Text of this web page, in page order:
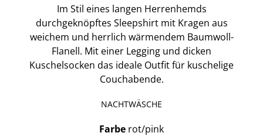
Im Stil eines langen Herrenhemds
durchgeknöpftes Sleepshirt mit Kragen aus
weichem und herrlich wärmendem Baumwoll-
Flanell. Mit einer Legging und dicken
Kuschelsocken das ideale Outfit für kuschelige
Couchabende.
NACHTWÄSCHE
Farbe rot/pink